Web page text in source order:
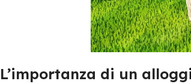
L’importanza di un